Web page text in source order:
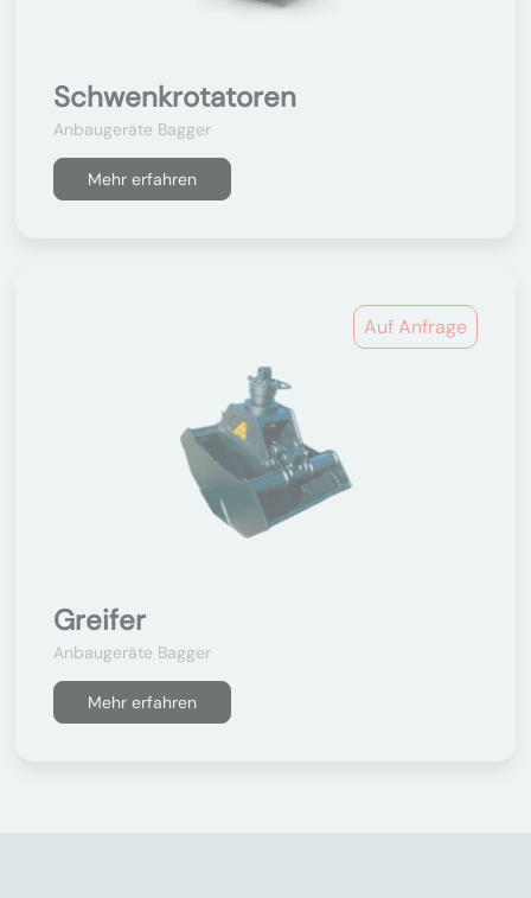
Schwenkrotatoren
Anbaugeräte Bagger
Mehr erfahren
Auf Anfrage
Greifer
Anbaugeräte Bagger
Mehr erfahren